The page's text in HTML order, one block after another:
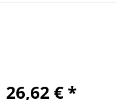
26,62 € *